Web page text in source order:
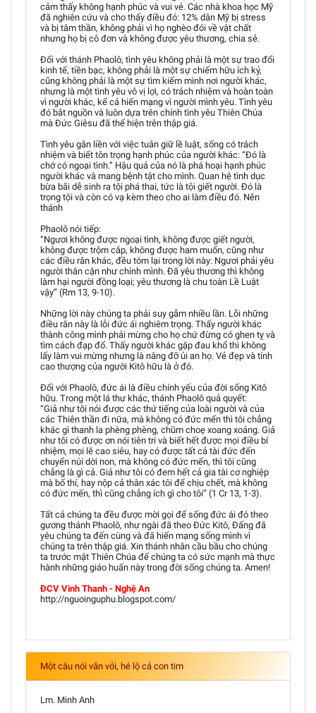
cảm thấy không hạnh phúc và vui vẻ. Các nhà khoa học Mỹ
đã nghiên cứu và cho thấy điều đó: 12% dân Mỹ bị stress
và bị tâm thần, không phải vì họ nghèo đói về vật chất
nhưng họ bị cô đơn và không được yêu thương, chia sẻ.
Đối với thánh Phaolô, tình yêu không phải là một sự trao đổi
kinh tế, tiền bạc, không phải là một sự chiếm hữu ích kỷ,
cũng không phải là một sự tìm kiếm mình nơi người khác,
nhưng là một tình yêu vô vị lợi, có trách nhiệm và hoàn toàn
vì người khác, kể cả hiến mạng vì người mình yêu. Tình yêu
đó bắt nguồn và luôn dựa trên chính tình yêu Thiên Chúa
mà Đức Giêsu đã thể hiện trên thập giá.
Tình yêu gắn liền với việc tuân giữ lề luật, sống có trách
nhiệm và biết tôn trọng hạnh phúc của người khác: “Đó là
chớ có ngoại tình.” Hậu quả của nó là phá hoại hạnh phúc
người khác và mang bệnh tật cho mình. Quan hệ tình dục
bừa bãi dễ sinh ra tội phá thai, tức là tội giết người. Đó là
trọng tội và còn có vạ kèm theo cho ai làm điều đó. Nên
thánh
Phaolô nói tiếp:
“Ngươi không được ngoại tình, không được giết người,
không được trộm cắp, không được ham muốn, cũng như
các điều răn khác, đều tóm lại trong lời này: Ngươi phải yêu
người thân cận như chính mình. Đã yêu thương thì không
làm hại người đồng loại; yêu thương là chu toàn Lề Luật
vậy” (Rm 13, 9-10).
Những lời này chúng ta phải suy gẫm nhiều lần. Lỗi những
điều răn này là lỗi đức ái nghiêm trọng. Thấy người khác
thành công mình phải mừng cho họ chứ đừng có ghen tỵ và
tìm cách đạp đổ. Thấy người khác gặp đau khổ thì không
lấy làm vui mừng nhưng là nâng đỡ ủi an họ. Vẻ đẹp và tính
cao thượng của người Kitô hữu là ở đó.
Đối với Phaolô, đức ái là điều chính yếu của đời sống Kitô
hữu. Trong một lá thư khác, thánh Phaolô quả quyết:
“Giả như tôi nói được các thứ tiếng của loài người và của
các Thiên thần đi nữa, mà không có đức mến thì tôi chẳng
khác gì thanh la phèng phèng, chũm choẹ xoang xoảng. Giả
như tôi có được ơn nói tiên tri và biết hết được mọi điều bí
nhiệm, mọi lẽ cao siêu, hay có được tất cả tài đức đến
chuyển núi dời non, mà không có đức mến, thì tôi cũng
chẳng là gì cả. Giả như tôi có đem hết cả gia tài cơ nghiệp
mà bố thí, hay nộp cả thân xác tôi để chịu chết, mà không
có đức mến, thì cũng chẳng ích gì cho tôi” (1 Cr 13, 1-3).
Tất cả chúng ta đều được mời gọi để sống đức ái đó theo
gương thánh Phaolô, như ngài đã theo Đức Kitô, Đấng đã
yêu chúng ta đến cùng và đã hiến mạng sống mình vì
chúng ta trên thập giá. Xin thánh nhân cầu bầu cho chúng
ta trước mặt Thiên Chúa để chúng ta có sức mạnh mà thực
hành những giáo huấn này trong đời sống chúng ta. Amen!
ĐCV Vinh Thanh - Nghệ An
http://nguoinguphu.blogspot.com/
Một câu nói vắn vỏi, hé lộ cả con tim
Lm. Minh Anh